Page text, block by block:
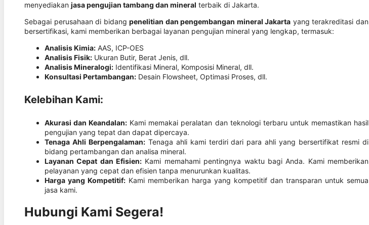
menyediakan jasa pengujian tambang dan mineral terbaik di Jakarta.
Sebagai perusahaan di bidangpenelitian dan pengembangan mineral Jakarta yang terakreditasi dan
bersertifikasi, kami memberikan berbagai layanan pengujian mineral yang lengkap, termasuk:
Analisis Kimia: AAS, ICP-OES
Analisis Fisik: Ukuran Butir, Berat Jenis, dll.
Analisis Mineralogi: Identifikasi Mineral, Komposisi Mineral, dll.
Konsultasi Pertambangan: Desain Flowsheet, Optimasi Proses, dll.
Kelebihan Kami:
Akurasi dan Keandalan: Kami memakai peralatan dan teknologi terbaru untuk memastikan hasil
pengujian yang tepat dan dapat dipercaya.
Tenaga Ahli Berpengalaman:Tenaga ahli kami terdiri dari para ahli yang bersertifikat resmi di
bidang pertambangan dan analisa mineral.
Layanan Cepat dan Efisien: Kami memahami pentingnya waktu bagi Anda. Kami memberikan
pelayanan yang cepat dan efisien tanpa menurunkan kualitas.
Harga yang Kompetitif: Kami memberikan harga yang kompetitif dan transparan untuk semua
jasa kami.
Hubungi Kami Segera!